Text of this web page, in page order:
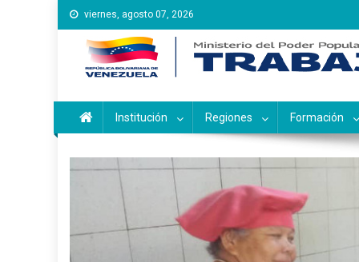
Saltar
al
contenido
viernes, agosto 07, 2026
Instituto Nacional de
Inces
Institución Regiones Formación